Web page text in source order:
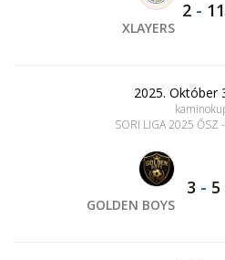
XLAYERS
2 - 11
2025. Október
SORI LIGA 2025 ŐSZ
GOLDEN BOYS
3 - 5